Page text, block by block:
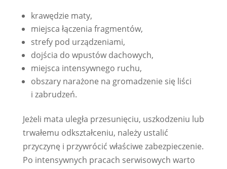
krawędzie maty,
miejsca łączenia fragmentów,
strefy pod urządzeniami,
dojścia do wpustów dachowych,
miejsca intensywnego ruchu,
obszary narażone na gromadzenie się liści
i zabrudzeń.
Jeżeli mata uległa przesunięciu, uszkodzeniu lub
trwałemu odkształceniu, należy ustalić
przyczynę i przywrócić właściwe zabezpieczenie.
Po intensywnych pracach serwisowych warto